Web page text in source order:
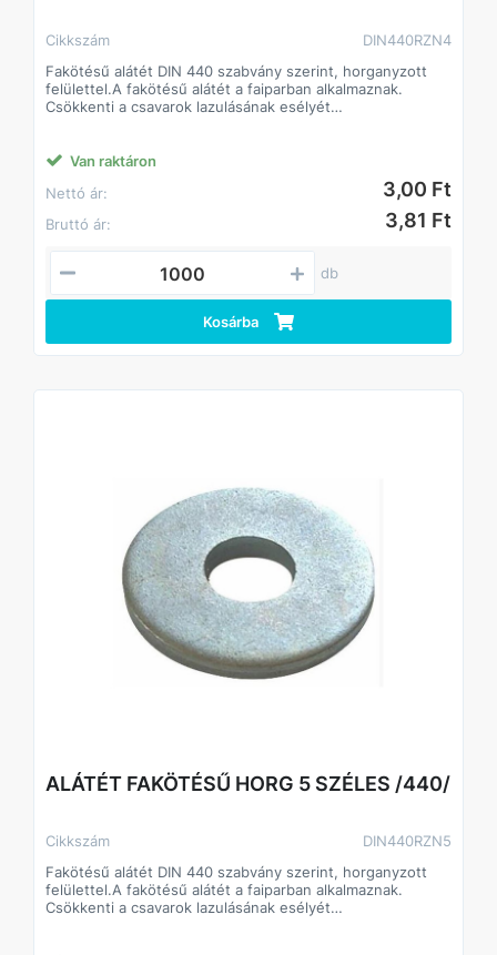
Cikkszám
DIN440RZN4
Fakötésű alátét DIN 440 szabvány szerint, horganyzott
felülettel.A fakötésű alátét a faiparban alkalmaznak.
Csökkenti a csavarok lazulásának esélyét
Javítja a csavarok terhelhetőségét, így kisebb méretű
csavarok is megfelelő teljesítményt biztosíthatnak.
Van raktáron
Nettó ár:
3,00 Ft
Bruttó ár: 3,81 Ft
db
Kosárba
ALÁTÉT FAKÖTÉSŰ HORG 5 SZÉLES /440/
Cikkszám
DIN440RZN5
Fakötésű alátét DIN 440 szabvány szerint, horganyzott
felülettel.A fakötésű alátét a faiparban alkalmaznak.
Csökkenti a csavarok lazulásának esélyét